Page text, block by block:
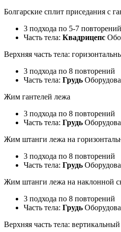
Болгарские сплит приседания с
3 подхода по 5-7 повторений
Часть тела: Квадрицепс
Верхняя часть тела:
3 подхода по 8 повторений
Часть тела: Грудь
Жим гантелей лежа
3 подхода по 8 повторений
Часть тела: Грудь
Жим штанги лежа на
3 подхода по 8 повторений
Часть тела: Грудь
Жим штанги лежа на наклонной
3 подхода по 8 повторений
Часть тела: Грудь
Верхняя часть тела: